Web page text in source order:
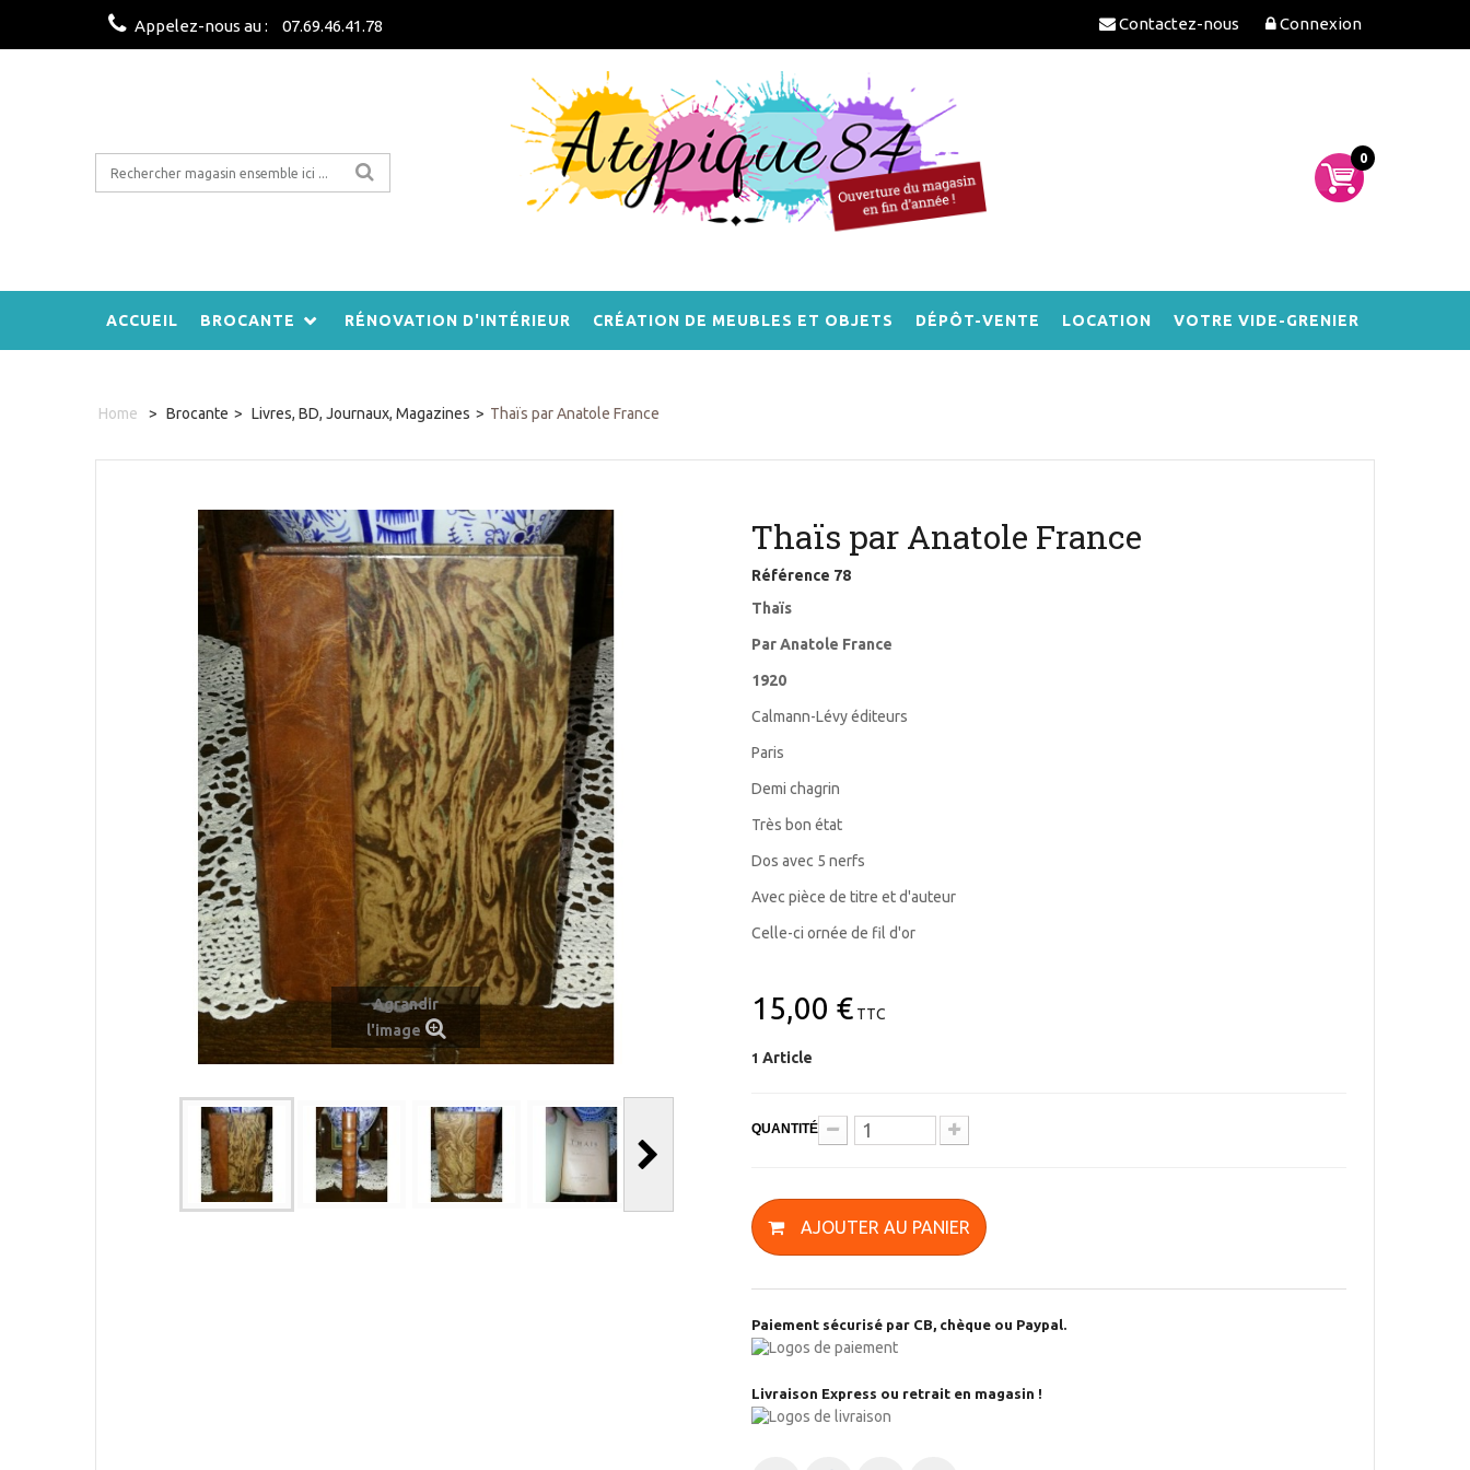
Connexion
Contactez-nous
Appelez-nous au : 07.69.46.41.78
0
ACCUEIL BROCANTE RÉNOVATION D'INTÉRIEUR CRÉATION DE MEUBLES ET OBJETS DÉPÔT-VENTE LOCATION VOTRE VIDE-GRENIER
Home > Brocante > Livres, BD, Journaux, Magazines > Thaïs par Anatole France
Agrandir
l'image
Thaïs par Anatole France
Référence 78
Thaïs
Par Anatole France
1920
Calmann-Lévy éditeurs
Paris
Demi chagrin
Très bon état
Dos avec 5 nerfs
Avec pièce de titre et d'auteur
Celle-ci ornée de fil d'or
15,00 € TTC
1 Article
QUANTITÉ
AJOUTER AU PANIER
Paiement sécurisé par CB, chèque ou Paypal.
Livraison Express ou retrait en magasin !